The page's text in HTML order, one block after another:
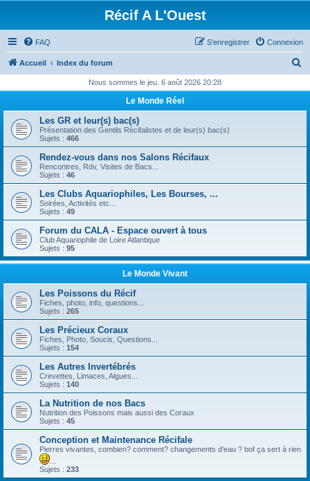
Récif A L'Ouest
FAQ Connexion
S’enregistrer
Accueil Index du forum
h
r
Nous sommes le jeu. 6 août 2026 20:28
Le Monde Réel
Les GR et leur(s) bac(s)
Présentation des Gentils Récifalistes et de leur(s) bac(s)
Sujets : 466
Rendez-vous dans nos Salons Récifaux
Rencontres, Rdv, Visites de Bacs...
Sujets : 46
Les Clubs Aquariophiles, Les Bourses, ...
Soirées, Activités etc...
Sujets : 49
Forum du CALA - Espace ouvert à tous
Club Aquariophile de Loire Atlantique
Sujets : 95
Le Monde Vivant
Les Poissons du Récif
Fiches, photo, info, questions...
Sujets : 265
Les Précieux Coraux
Fiches, Photo, Soucis, Questions...
Sujets : 154
Les Autres Invertébrés
Crevettes, Limaces, Algues...
Sujets : 140
La Nutrition de nos Bacs
Nutrition des Poissons mais aussi des Coraux
Sujets : 45
Conception et Maintenance Récifale
Pierres vivantes, combien? comment? changements d'eau ? bof ça sert à rien
Sujets : 233